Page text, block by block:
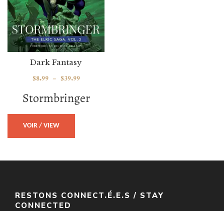
Stormbringer
Dark Fantasy
$8.99 – $39.99
VOIR / VIEW
RESTONS CONNECT.É.E.S / STAY
CONNECTED